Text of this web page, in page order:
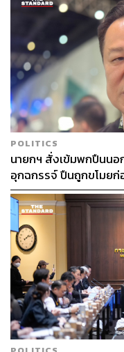
POLITICS
นายกฯ สั่งเข้มพกปืนนอ
อุกฉกรรจ์ ปืนถูกขโมยก่